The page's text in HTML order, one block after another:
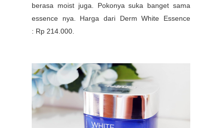
berasa moist juga. Pokonya suka banget sama
essence nya. Harga dari Derm White Essence
: Rp 214.000.